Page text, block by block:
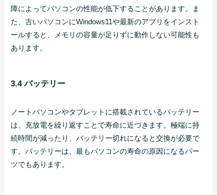
障によってパソコンの性能が低下することがあります。ま
た、古いパソコンにWindows11や最新のアプリをインスト
ールすると、メモリの容量が足りずに動作しない可能性も
あります。
3.4 バッテリー
ノートパソコンやタブレットに搭載されているバッテリー
は、充放電を繰り返すことで寿命に近づきます。極端に持
続時間が減ったり、バッテリー切れになると交換が必要で
す。バッテリーは、最もパソコンの寿命の原因になるパー
ツでもあります。